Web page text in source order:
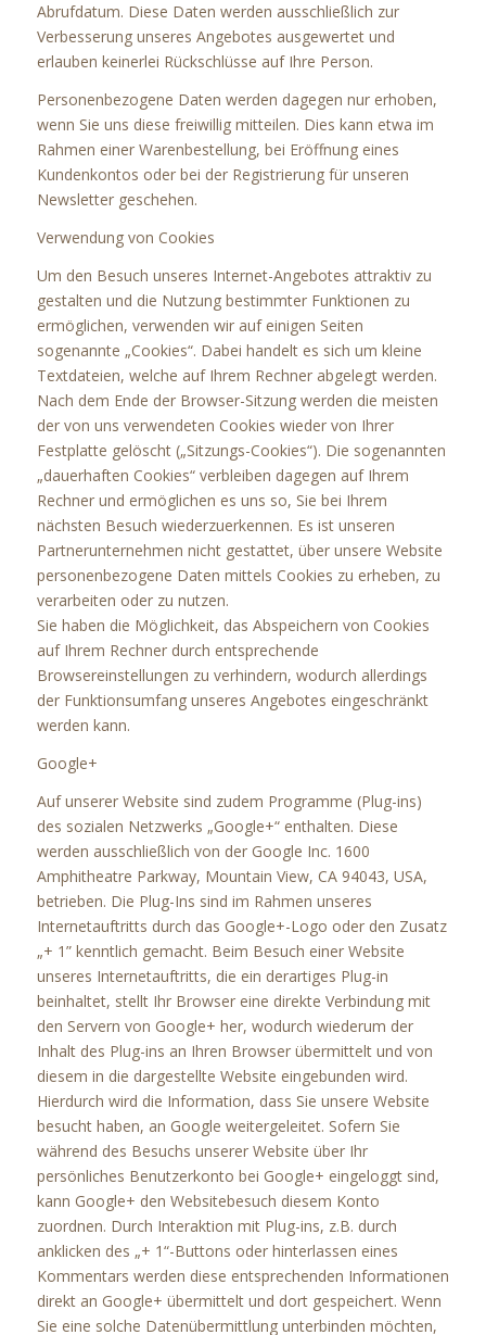
Abrufdatum. Diese Daten werden ausschließlich zur
Verbesserung unseres Angebotes ausgewertet und
erlauben keinerlei Rückschlüsse auf Ihre Person.
Personenbezogene Daten werden dagegen nur erhoben,
wenn Sie uns diese freiwillig mitteilen. Dies kann etwa im
Rahmen einer Warenbestellung, bei Eröffnung eines
Kundenkontos oder bei der Registrierung für unseren
Newsletter geschehen.
Verwendung von Cookies
Um den Besuch unseres Internet-Angebotes attraktiv zu
gestalten und die Nutzung bestimmter Funktionen zu
ermöglichen, verwenden wir auf einigen Seiten
sogenannte „Cookies“. Dabei handelt es sich um kleine
Textdateien, welche auf Ihrem Rechner abgelegt werden.
Nach dem Ende der Browser-Sitzung werden die meisten
der von uns verwendeten Cookies wieder von Ihrer
Festplatte gelöscht („Sitzungs-Cookies“). Die sogenannten
„dauerhaften Cookies“ verbleiben dagegen auf Ihrem
Rechner und ermöglichen es uns so, Sie bei Ihrem
nächsten Besuch wiederzuerkennen. Es ist unseren
Partnerunternehmen nicht gestattet, über unsere Website
personenbezogene Daten mittels Cookies zu erheben, zu
verarbeiten oder zu nutzen.
Sie haben die Möglichkeit, das Abspeichern von Cookies
auf Ihrem Rechner durch entsprechende
Browsereinstellungen zu verhindern, wodurch allerdings
der Funktionsumfang unseres Angebotes eingeschränkt
werden kann.
Google+
Auf unserer Website sind zudem Programme (Plug-ins)
des sozialen Netzwerks „Google+“ enthalten. Diese
werden ausschließlich von der Google Inc. 1600
Amphitheatre Parkway, Mountain View, CA 94043, USA,
betrieben. Die Plug-Ins sind im Rahmen unseres
Internetauftritts durch das Google+-Logo oder den Zusatz
„+ 1” kenntlich gemacht. Beim Besuch einer Website
unseres Internetauftritts, die ein derartiges Plug-in
beinhaltet, stellt Ihr Browser eine direkte Verbindung mit
den Servern von Google+ her, wodurch wiederum der
Inhalt des Plug-ins an Ihren Browser übermittelt und von
diesem in die dargestellte Website eingebunden wird.
Hierdurch wird die Information, dass Sie unsere Website
besucht haben, an Google weitergeleitet. Sofern Sie
während des Besuchs unserer Website über Ihr
persönliches Benutzerkonto bei Google+ eingeloggt sind,
kann Google+ den Websitebesuch diesem Konto
zuordnen. Durch Interaktion mit Plug-ins, z.B. durch
anklicken des „+ 1“-Buttons oder hinterlassen eines
Kommentars werden diese entsprechenden Informationen
direkt an Google+ übermittelt und dort gespeichert. Wenn
Sie eine solche Datenübermittlung unterbinden möchten,